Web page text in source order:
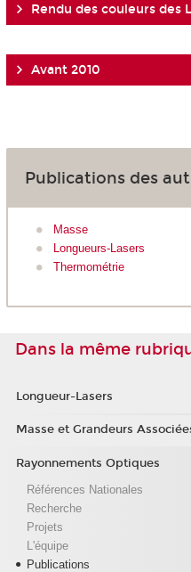
Rendu des couleurs des
Avant 2010
Publications des
Masse
Longueurs-Lasers
Thermométrie
Dans la même
Longueur-Lasers
Masse et Grandeurs
Rayonnements Optiques
Références Nationales
Recherche
Projets
L'équipe
Publications